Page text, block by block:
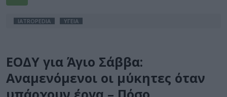
IATROPEDIA ΥΓΕΙΑ
ΕΟΔΥ για Άγιο Σάββα:
Αναμενόμενοι οι μύκητες όταν